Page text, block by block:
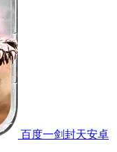
百度一剑封天安卓